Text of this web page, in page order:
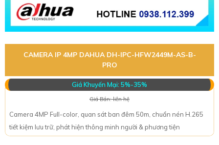
CAMERA IP 4MP DAHUA DH-IPC-HFW2449M-AS-B-
PRO
Giá Khuyến Mại: 5%-35%
Giá Bán: liên hệ
Camera 4MP Full-color, quan sát ban đêm 50m, chuẩn nén H.265
tiết kiệm lưu trữ, phát hiện thông minh người & phương tiện